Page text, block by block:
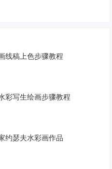
线稿上色步骤教程
彩写生绘画步骤教程
约瑟夫水彩画作品